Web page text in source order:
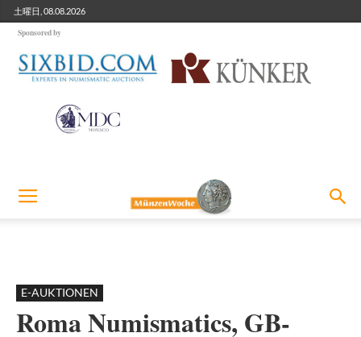
土曜日, 08.08.2026
Sponsored by
E-AUKTIONEN
Roma Numismatics, GB-